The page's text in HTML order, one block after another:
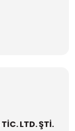
LTD. ŞTİ.